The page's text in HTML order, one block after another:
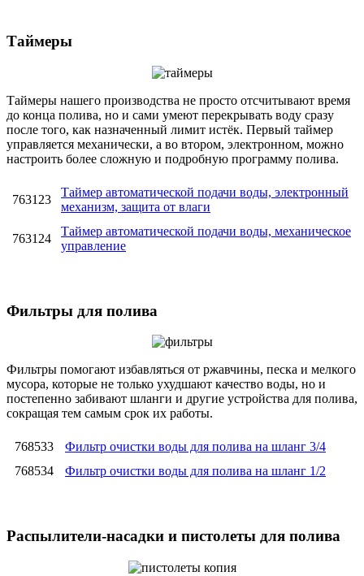
Таймеры
Таймеры нашего производства не просто отсчитывают время
до конца полива, но и сами умеют перекрывать воду сразу
после того, как назначенный лимит истёк. Первый таймер
управляется механически, а во втором, электронном, можно
настроить более сложную и подробную программу полива.
763123
Таймер автоматической подачи воды, электронный
механизм, защита от влаги
763124
Таймер автоматической подачи воды, механическое
управление
Фильтры для полива
Фильтры помогают избавляться от ржавчины, песка и мелкого
мусора, которые не только ухудшают качество воды, но и
постепенно забивают шланги и другие устройства для полива,
сокращая тем самым срок их работы.
768533
Фильтр очистки воды для полива на шланг 3/4
768534
Фильтр очистки воды для полива на шланг 1/2
Распылители-насадки и пистолеты для полива